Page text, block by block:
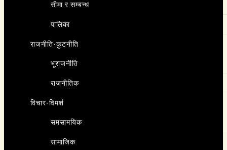
सीमा र सम्बन्ध
पालिका
राजनीति-कुटनीति
भूराजनीति
राजनीतिक
विचार-विमर्श
समसामयिक
सामाजिक